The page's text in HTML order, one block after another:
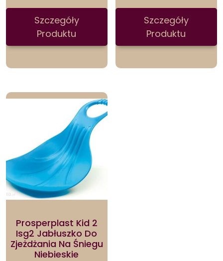
Szczegóły
Produktu
Szczegóły
Produktu
Prosperplast Kid 2
Isg2 Jabłuszko Do
Zjeżdżania Na Śniegu
Niebieskie